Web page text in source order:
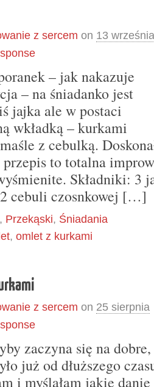
z sercem on 13 września
– jak nakazuje
– na śniadanko jest
jajka ale w postaci
wkładką – kurkami
z cebulką.
przepis to totalna
Składniki: 3
cebuli czosnkowej […]
, Przekąski, Śniadania
, omlet z kurkami
z sercem on 25 sierpnia
zaczyna się na
już od dłuższego
i myślałam jakie danie